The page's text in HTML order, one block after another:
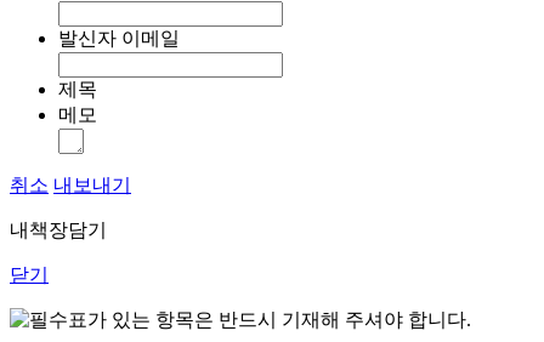
발신자 이메일
제목
메모
취소 내보내기
내책장담기
닫기
표가 있는 항목은 반드시 기재해 주셔야 합니다.